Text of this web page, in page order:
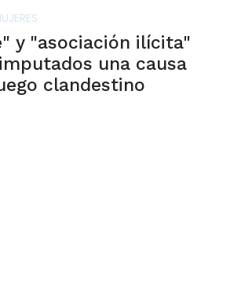
y "asociación ilícita"
una causa
clandestino